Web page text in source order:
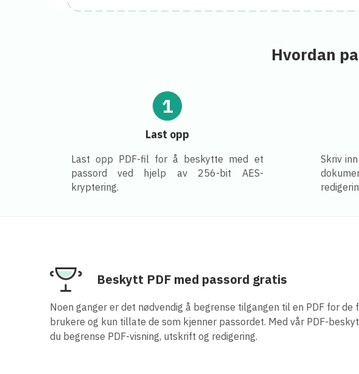
Hvordan
1
Last opp
Last opp PDF-fil for å beskytte med et
passord ved hjelp av 256-bit AES-
kryptering.
Skriv
Beskytt PDF med passord gratis
Noen ganger er det nødvendig å begrense tilgangen til en PDF for de
brukere og kun tillate de som kjenner passordet. Med vår PDF-
du begrense PDF-visning, utskrift og redigering.